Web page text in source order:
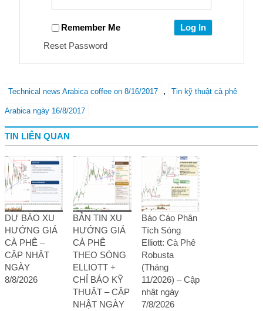
Remember Me
Reset Password
Technical news Arabica coffee on 8/16/2017 , Tin kỹ thuật cà phê
Arabica ngày 16/8/2017
TIN LIÊN QUAN
DỰ BÁO XU
HƯỚNG GIÁ
CÀ PHÊ –
CẬP NHẬT
NGÀY
8/8/2026
BẢN TIN XU
HƯỚNG GIÁ
CÀ PHÊ
THEO SÓNG
ELLIOTT +
CHỈ BÁO KỸ
THUẬT – CẬP
NHẬT NGÀY
Báo Cáo Phân
Tích Sóng
Elliott: Cà Phê
Robusta
(Tháng
11/2026) – Cập
nhật ngày
7/8/2026